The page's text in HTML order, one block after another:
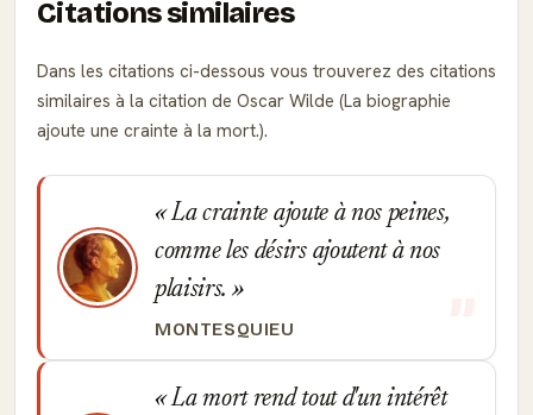
Citations similaires
Dans les citations ci-dessous vous trouverez des citations
similaires à la citation de Oscar Wilde (La biographie
ajoute une crainte à la mort.).
La crainte ajoute à nos peines,
comme les désirs ajoutent à nos
plaisirs.
MONTESQUIEU
La mort rend tout d'un intérêt